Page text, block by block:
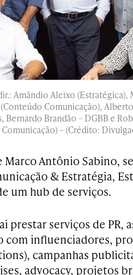
Amândio Aleixo (Estratégica),
Comunicação),
Bernardo Brandão – DGBB e
Comunicação) – (Crédito:
Marco Antônio Sabino,
& Estratégia,
um hub de serviços.
prestar serviços de PR,
com influenciadores,
campanhas
advocacy, projetos